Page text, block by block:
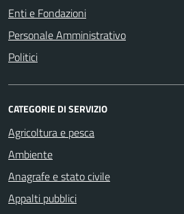
Enti e Fondazioni
Personale Amministrativo
Politici
CATEGORIE DI SERVIZIO
Agricoltura e pesca
Ambiente
Anagrafe e stato civile
Appalti pubblici